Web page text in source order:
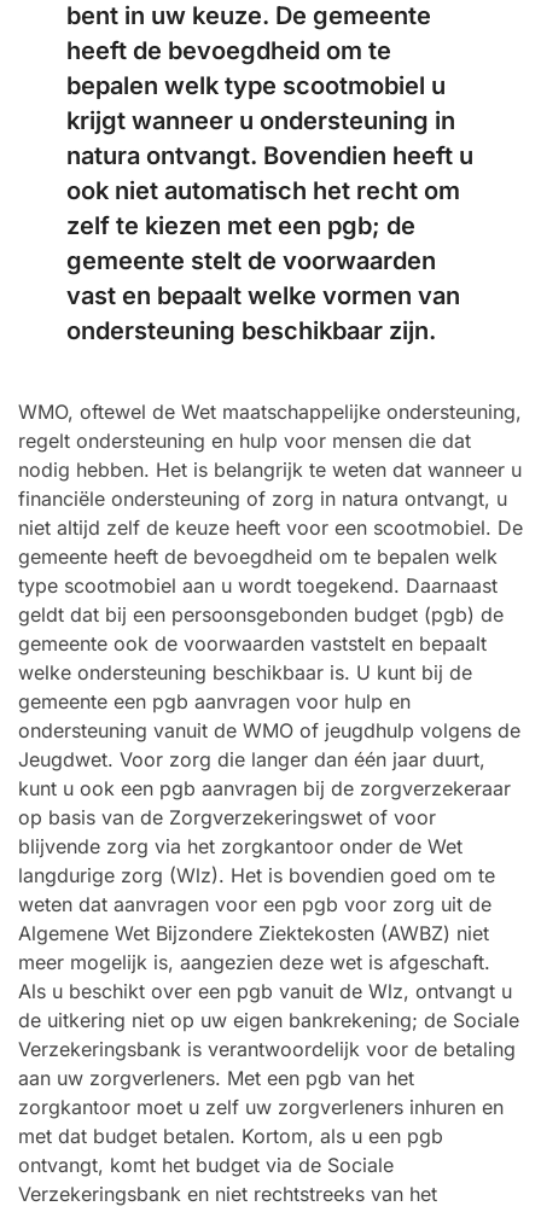
bent in uw keuze. De gemeente
heeft de bevoegdheid om te
bepalen welk type scootmobiel u
krijgt wanneer u ondersteuning in
natura ontvangt. Bovendien heeft u
ook niet automatisch het recht om
zelf te kiezen met een pgb; de
gemeente stelt de voorwaarden
vast en bepaalt welke vormen van
ondersteuning beschikbaar zijn.
WMO, oftewel de Wet maatschappelijke ondersteuning,
regelt ondersteuning en hulp voor mensen die dat
nodig hebben. Het is belangrijk te weten dat wanneer u
financiële ondersteuning of zorg in natura ontvangt, u
niet altijd zelf de keuze heeft voor een scootmobiel. De
gemeente heeft de bevoegdheid om te bepalen welk
type scootmobiel aan u wordt toegekend. Daarnaast
geldt dat bij een persoonsgebonden budget (pgb) de
gemeente ook de voorwaarden vaststelt en bepaalt
welke ondersteuning beschikbaar is. U kunt bij de
gemeente een pgb aanvragen voor hulp en
ondersteuning vanuit de WMO of jeugdhulp volgens de
Jeugdwet. Voor zorg die langer dan één jaar duurt,
kunt u ook een pgb aanvragen bij de zorgverzekeraar
op basis van de Zorgverzekeringswet of voor
blijvende zorg via het zorgkantoor onder de Wet
langdurige zorg (Wlz). Het is bovendien goed om te
weten dat aanvragen voor een pgb voor zorg uit de
Algemene Wet Bijzondere Ziektekosten (AWBZ) niet
meer mogelijk is, aangezien deze wet is afgeschaft.
Als u beschikt over een pgb vanuit de Wlz, ontvangt u
de uitkering niet op uw eigen bankrekening; de Sociale
Verzekeringsbank is verantwoordelijk voor de betaling
aan uw zorgverleners. Met een pgb van het
zorgkantoor moet u zelf uw zorgverleners inhuren en
met dat budget betalen. Kortom, als u een pgb
ontvangt, komt het budget via de Sociale
Verzekeringsbank en niet rechtstreeks van het